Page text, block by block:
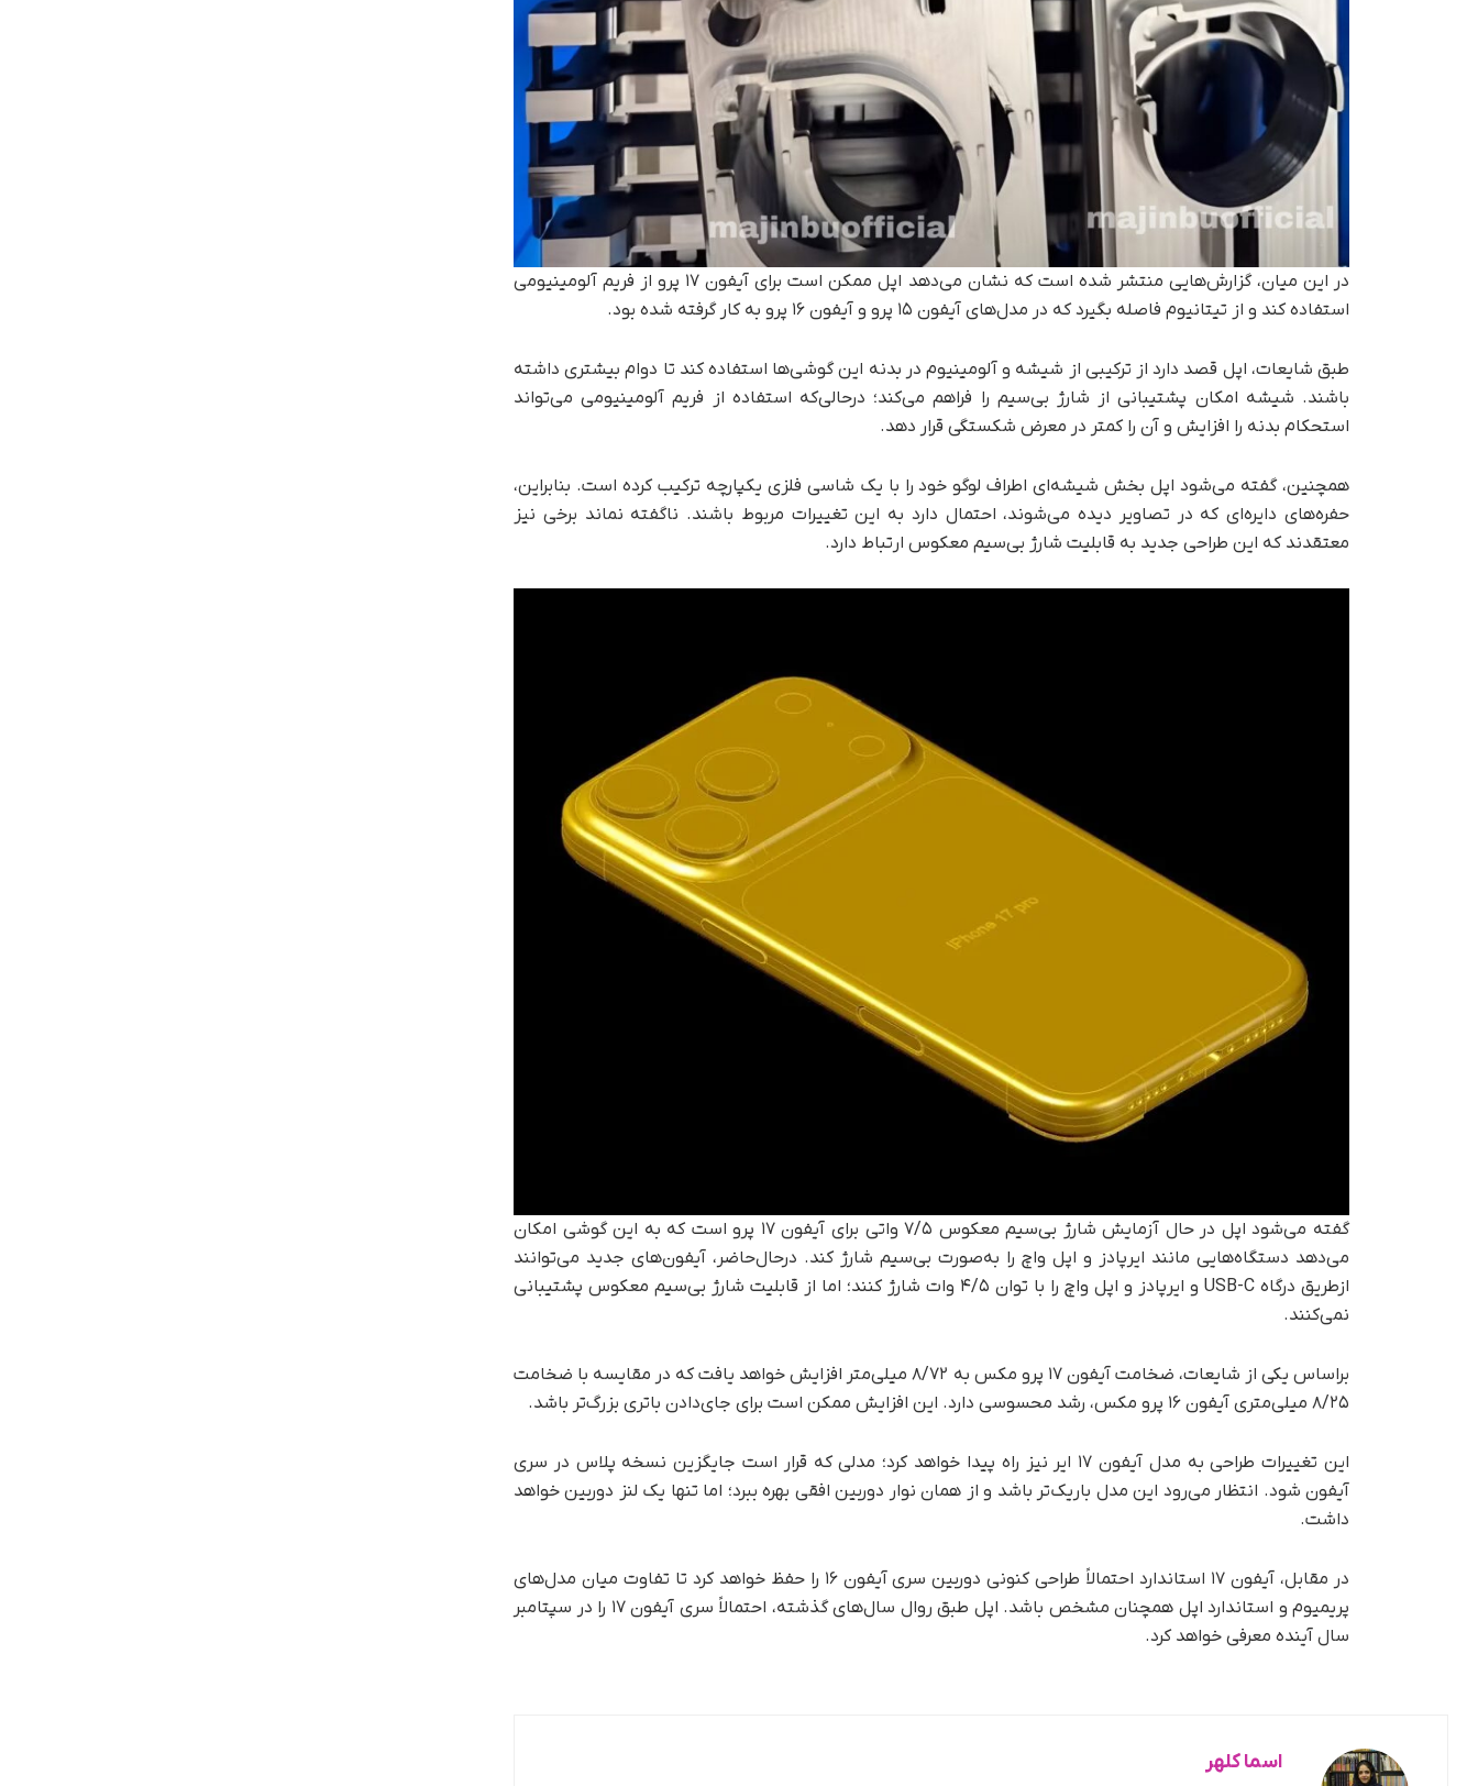
در این میان، گزارش‌هایی منتشر شده است که نشان می‌دهد اپل ممکن است برای آیفون ۱۷ پرو از فریم آلومینیومی
استفاده کند و از تیتانیوم فاصله بگیرد که در مدل‌های آیفون ۱۵ پرو و آیفون ۱۶ پرو به کار گرفته شده بود.
طبق شایعات، اپل قصد دارد از ترکیبی از شیشه و آلومینیوم در بدنه این گوشی‌ها استفاده کند تا دوام بیشتری داشته
باشند. شیشه امکان پشتیبانی از شارژ بی‌سیم را فراهم می‌کند؛ درحالی‌که استفاده از فریم آلومینیومی می‌تواند
استحکام بدنه را افزایش و آن را کمتر در معرض شکستگی قرار دهد.
همچنین، گفته می‌شود اپل بخش شیشه‌ای اطراف لوگو خود را با یک شاسی فلزی یکپارچه ترکیب کرده است. بنابراین،
حفره‌های دایره‌ای که در تصاویر دیده می‌شوند، احتمال دارد به این تغییرات مربوط باشند. ناگفته نماند برخی نیز
معتقدند که این طراحی جدید به قابلیت شارژ بی‌سیم معکوس ارتباط دارد.
گفته می‌شود اپل در حال آزمایش شارژ بی‌سیم معکوس ۷/۵ واتی برای آیفون ۱۷ پرو است که به این گوشی امکان
می‌دهد دستگاه‌هایی مانند ایرپادز و اپل واچ را به‌صورت بی‌سیم شارژ کند. درحال‌حاضر، آیفون‌های جدید می‌توانند
ازطریق درگاه USB-C و ایرپادز و اپل واچ را با توان ۴/۵ وات شارژ کنند؛ اما از قابلیت شارژ بی‌سیم معکوس پشتیبانی
نمی‌کنند.
بر‌اساس یکی از شایعات، ضخامت آیفون ۱۷ پرو مکس به ۸/۷۲ میلی‌متر افزایش خواهد یافت که در مقایسه با ضخامت
۸/۲۵ میلی‌متری آیفون ۱۶ پرو مکس، رشد محسوسی دارد. این افزایش ممکن است برای جای‌دادن باتری بزرگ‌تر باشد.
این تغییرات طراحی به مدل آیفون ۱۷ ایر نیز راه پیدا خواهد کرد؛ مدلی که قرار است جایگزین نسخه پلاس در سری
آیفون شود. انتظار می‌رود این مدل باریک‌تر باشد و از همان نوار دوربین افقی بهره ببرد؛ اما تنها یک لنز دوربین خواهد
داشت.
در مقابل، آیفون ۱۷ استاندارد احتمالاً طراحی کنونی دوربین سری آیفون ۱۶ را حفظ خواهد کرد تا تفاوت میان مدل‌های
پریمیوم و استاندارد اپل همچنان مشخص باشد. اپل طبق روال سال‌های گذشته، احتمالاً سری آیفون ۱۷ را در سپتامبر
سال آینده معرفی خواهد کرد.
اسما کلهر